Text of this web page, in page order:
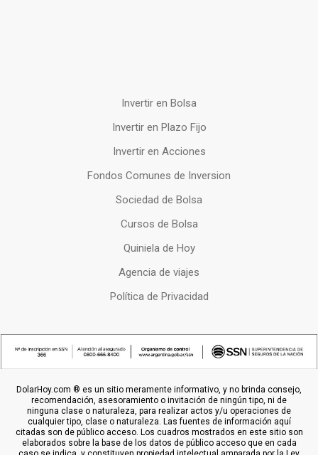
Invertir en Bolsa
Invertir en Plazo Fijo
Invertir en Acciones
Fondos Comunes de Inversion
Sociedad de Bolsa
Cursos de Bolsa
Quiniela de Hoy
Agencia de viajes
Política de Privacidad
DolarHoy.com ® es un sitio meramente informativo, y no brinda consejo,
recomendación, asesoramiento o invitación de ningún tipo, ni de
ninguna clase o naturaleza, para realizar actos y/u operaciones de
cualquier tipo, clase o naturaleza. Las fuentes de información aquí
citadas son de público acceso. Los cuadros mostrados en este sitio son
elaborados sobre la base de los datos de público acceso que en cada